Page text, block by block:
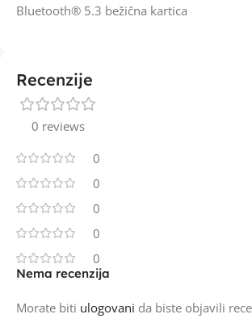
Bluetooth® 5.3 bežična kartica
Recenzije
0 reviews
0
0
0
0
0
Nema recenzija
Morate biti ulogovani da biste objavili